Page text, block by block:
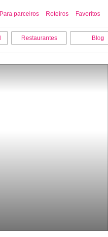
Para parceiros Roteiros Favoritos
Restaurantes Blog